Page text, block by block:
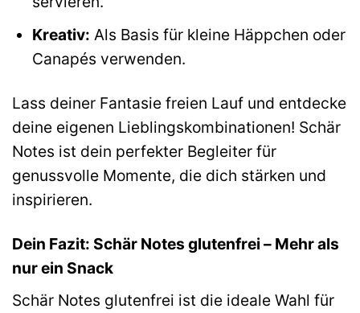
Kreativ: Als Basis für kleine Häppchen oder
Canapés verwenden.
Lass deiner Fantasie freien Lauf und entdecke
deine eigenen Lieblingskombinationen! Schär
Notes ist dein perfekter Begleiter für
genussvolle Momente, die dich stärken und
inspirieren.
Dein Fazit: Schär Notes glutenfrei – Mehr als
nur ein Snack
Schär Notes glutenfrei ist die ideale Wahl für